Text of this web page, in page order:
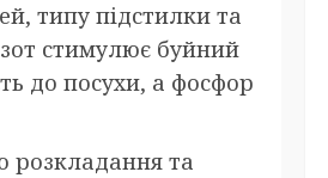
типу підстилки та
стимулює буйний
до посухи, а фосфор
розкладання та